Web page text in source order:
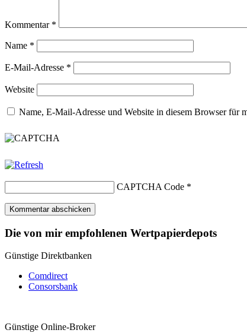
Kommentar *
Name *
E-Mail-Adresse *
Website
Name, E-Mail-Adresse und Website in diesem Browser für
CAPTCHA Code *
Die von mir empfohlenen Wertpapierdepots
Günstige Direktbanken
Comdirect
Consorsbank
Günstige Online-Broker